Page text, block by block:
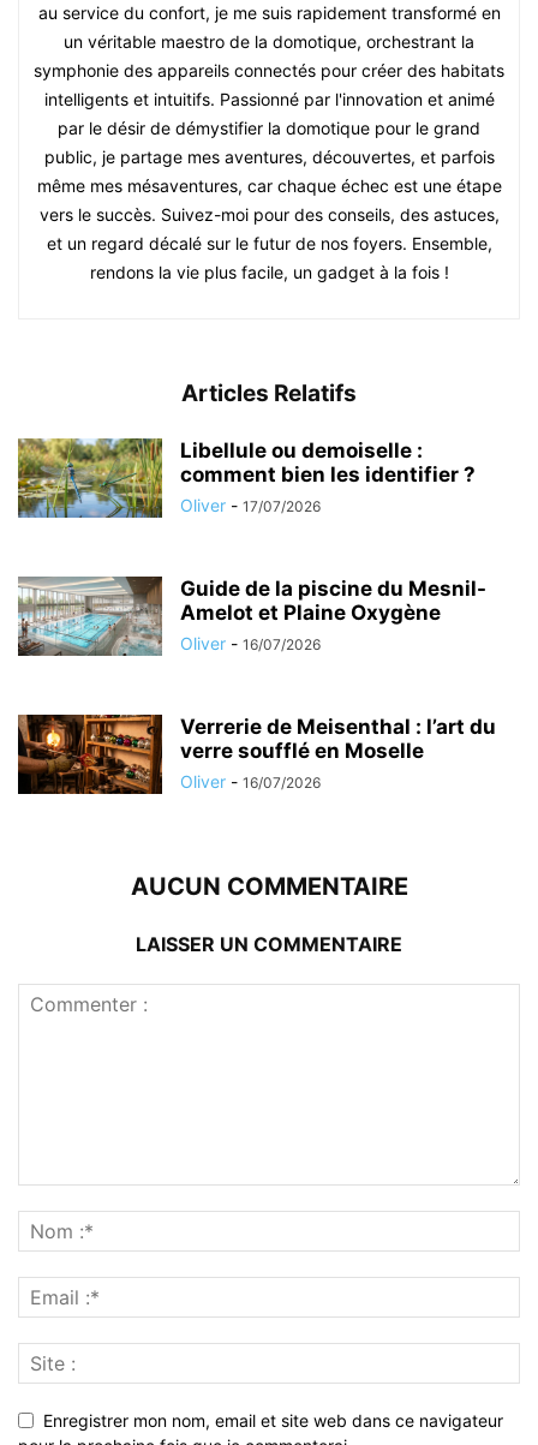
au service du confort, je me suis rapidement transformé en
un véritable maestro de la domotique, orchestrant la
symphonie des appareils connectés pour créer des habitats
intelligents et intuitifs. Passionné par l'innovation et animé
par le désir de démystifier la domotique pour le grand
public, je partage mes aventures, découvertes, et parfois
même mes mésaventures, car chaque échec est une étape
vers le succès. Suivez-moi pour des conseils, des astuces,
et un regard décalé sur le futur de nos foyers. Ensemble,
rendons la vie plus facile, un gadget à la fois !
Articles Relatifs
Libellule ou demoiselle :
comment bien les identifier ?
Oliver - 17/07/2026
Guide de la piscine du Mesnil-
Amelot et Plaine Oxygène
Oliver - 16/07/2026
Verrerie de Meisenthal : l’art du
verre soufflé en Moselle
Oliver - 16/07/2026
AUCUN COMMENTAIRE
LAISSER UN COMMENTAIRE
Enregistrer mon nom, email et site web dans ce navigateur